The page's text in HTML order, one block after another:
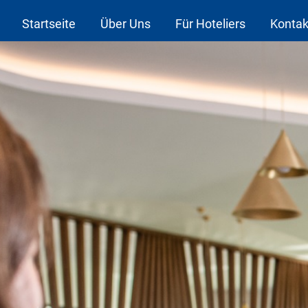
Startseite Über Uns Für Hoteliers